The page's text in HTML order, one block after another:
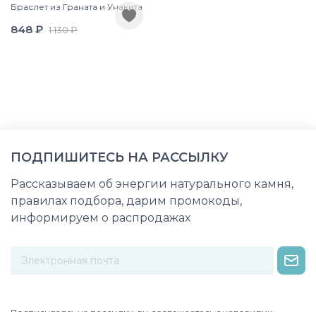
Браслет из Граната и Унакита
848 ₽ 1 130 ₽
ПОДПИШИТЕСЬ НА РАССЫЛКУ
Рассказываем об энергии натурального камня,
правилах подбора, дарим промокоды,
информируем о распродажах